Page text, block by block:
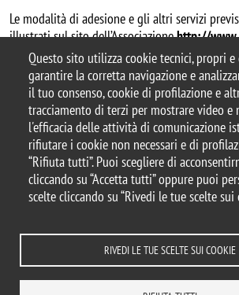
Questo sito utilizza cookie tecnici, propri
garantire la corretta navigazione e
il tuo consenso, cookie di profilazione e
tracciamento di terzi per mostrare video e
l'efficacia delle attività di comunicazione
rifiutare i cookie non necessari e di
“Rifiuta tutti”. Puoi scegliere di
cliccando su “Accetta tutti” oppure puoi
scelte cliccando su “Rivedi le tue scelte sui
RIVEDI LE TUE SCELTE SUI COOKIE
Le modalità di adesione e gli altri servizi
illustrati sul sito dell’Associazionehttp://
© 2025 Biblioteca di
Studi di Milano-Bicocca
Piazza dell'Ateneo Nuovo,
Casella PEC:
P.I. 12621570154 |
Note legali Privacy Amministrazione trasparente